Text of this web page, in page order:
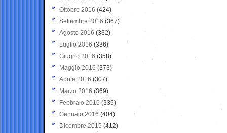
Ottobre 2016 (424)
Settembre 2016 (367)
Agosto 2016 (332)
Luglio 2016 (336)
Giugno 2016 (358)
Maggio 2016 (373)
Aprile 2016 (307)
Marzo 2016 (369)
Febbraio 2016 (335)
Gennaio 2016 (404)
Dicembre 2015 (412)